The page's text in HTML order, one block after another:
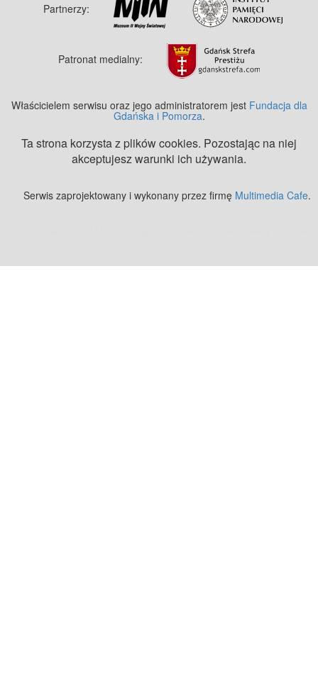
Partnerzy:
Patronat medialny:
Właścicielem serwisu oraz jego administratorem jest Fundacja dla
Gdańska i Pomorza.
Ta strona korzysta z plików cookies. Pozostając na niej
akceptujesz warunki ich używania.
Serwis zaprojektowany i wykonany przez firmę Multimedia Cafe.